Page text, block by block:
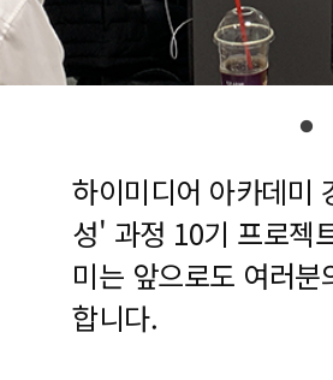
하이미디어 아카데미
성' 과정 10기 프로젝
미는 앞으로도 여러
합니다.